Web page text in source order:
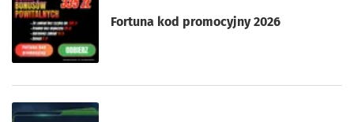
Fortuna kod promocyjny 2026